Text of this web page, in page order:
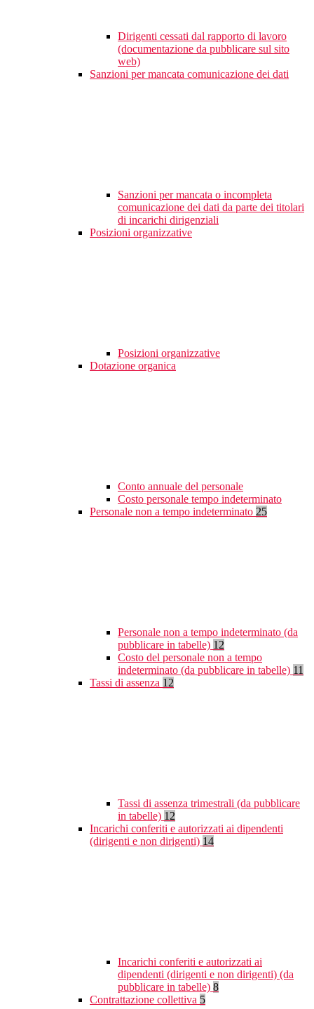
Dirigenti cessati dal rapporto di lavoro
(documentazione da pubblicare sul sito
web)
Sanzioni per mancata comunicazione dei dati
Sanzioni per mancata o incompleta
comunicazione dei dati da parte dei titolari
di incarichi dirigenziali
Posizioni organizzative
Posizioni organizzative
Dotazione organica
Conto annuale del personale
Costo personale tempo indeterminato
Personale non a tempo indeterminato 25
Personale non a tempo indeterminato (da
pubblicare in tabelle) 12
Costo del personale non a tempo
indeterminato (da pubblicare in tabelle) 11
Tassi di assenza 12
Tassi di assenza trimestrali (da pubblicare
in tabelle) 12
Incarichi conferiti e autorizzati ai dipendenti
(dirigenti e non dirigenti) 14
Incarichi conferiti e autorizzati ai
dipendenti (dirigenti e non dirigenti) (da
pubblicare in tabelle) 8
Contrattazione collettiva 5